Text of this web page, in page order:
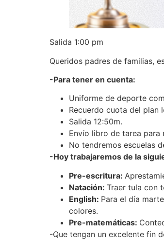
Salida 1:00 pm
Queridos padres de familias,
-Para tener en cuenta:
Uniforme de deporte
Recuerdo cuota del plan
Salida 12:50m.
Envío libro de tarea para
No tendremos escuelas
-Hoy trabajaremos de la
Pre-escritura:
Natación: Traer tula con
English: Para el día
colores.
Pre-matemáticas:
-Que tengan un excelente fin